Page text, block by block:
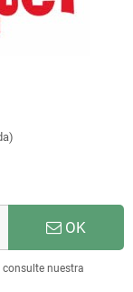
OK
consulte nuestra